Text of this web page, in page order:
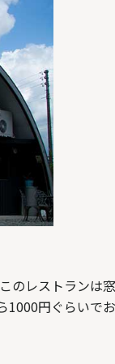
のレストランは
円ぐらいで